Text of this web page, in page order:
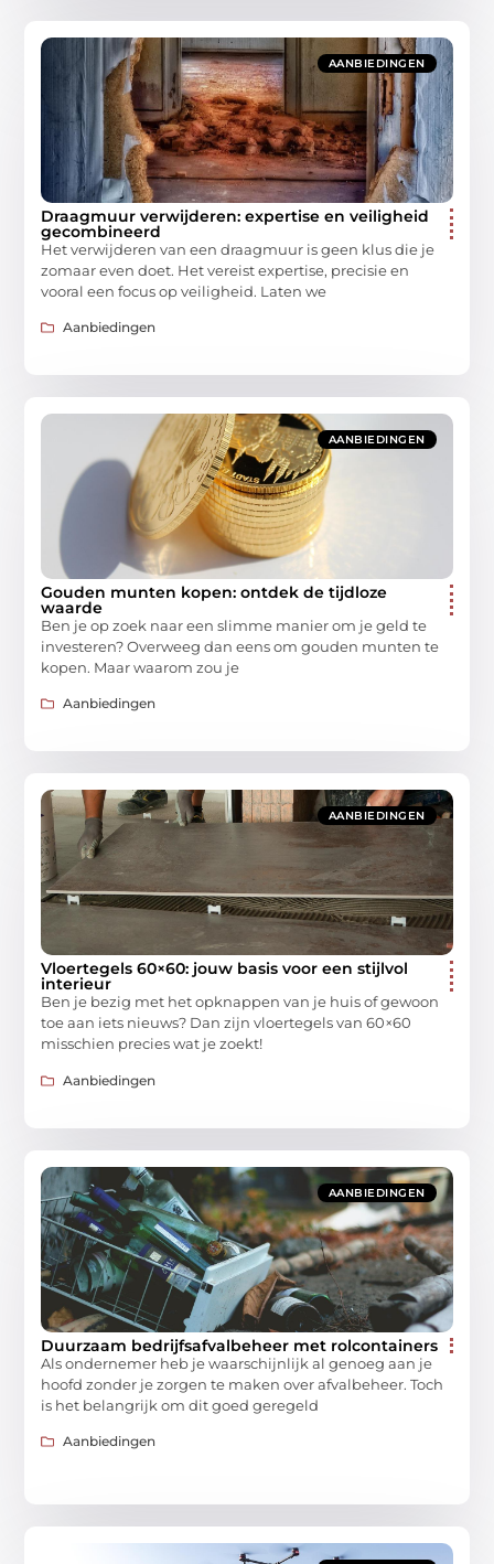
AANBIEDINGEN
Draagmuur verwijderen: expertise en veiligheid
gecombineerd
Het verwijderen van een draagmuur is geen klus die je
zomaar even doet. Het vereist expertise, precisie en
vooral een focus op veiligheid. Laten we
Aanbiedingen
AANBIEDINGEN
Gouden munten kopen: ontdek de tijdloze
waarde
Ben je op zoek naar een slimme manier om je geld te
investeren? Overweeg dan eens om gouden munten te
kopen. Maar waarom zou je
Aanbiedingen
AANBIEDINGEN
Vloertegels 60×60: jouw basis voor een stijlvol
interieur
Ben je bezig met het opknappen van je huis of gewoon
toe aan iets nieuws? Dan zijn vloertegels van 60×60
misschien precies wat je zoekt!
Aanbiedingen
AANBIEDINGEN
Duurzaam bedrijfsafvalbeheer met rolcontainers
Als ondernemer heb je waarschijnlijk al genoeg aan je
hoofd zonder je zorgen te maken over afvalbeheer. Toch
is het belangrijk om dit goed geregeld
Aanbiedingen